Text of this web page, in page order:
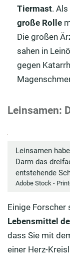
Tiermast.
große Rolle
Die großen
sahen in
gegen
Leinsamen:
Leinsamen
Darm das
entstehende
Adobe Stock -
Einige Forscher
Lebensmittel
dass Sie mit
einer Herz-